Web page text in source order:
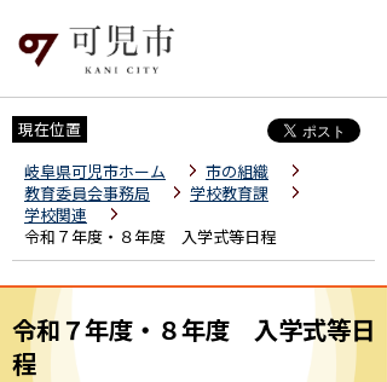
現在位置
岐阜県可児市ホーム
市の組織
教育委員会事務局
学校教育課
学校関連
令和７年度・８年度 入学式等日程
令和７年度・８年度 入学式等日
程